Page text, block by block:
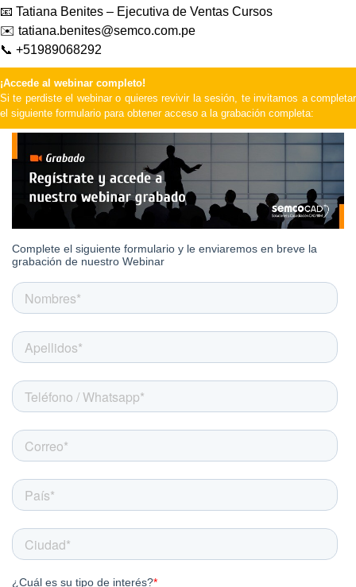
📧 Tatiana Benites – Ejecutiva de Ventas Cursos
✉️ tatiana.benites@semco.com.pe
📞 +51989068292
¡Accede al webinar completo!
Si te perdiste el webinar o quieres revivir la sesión, te invitamos a completar
el siguiente formulario para obtener acceso a la grabación completa: